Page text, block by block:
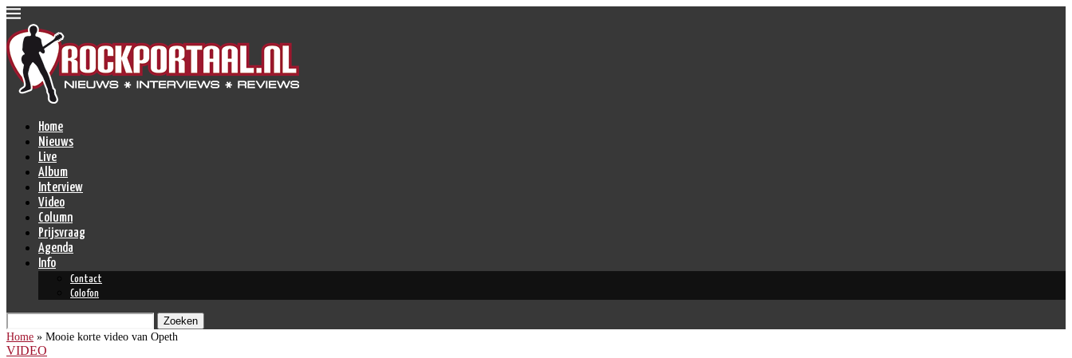
Home
Nieuws
Live
Album
Interview
Video
Column
Prijsvraag
Agenda
Info
Contact
Colofon
Zoeken
Home » Mooie korte video van Opeth
VIDEO